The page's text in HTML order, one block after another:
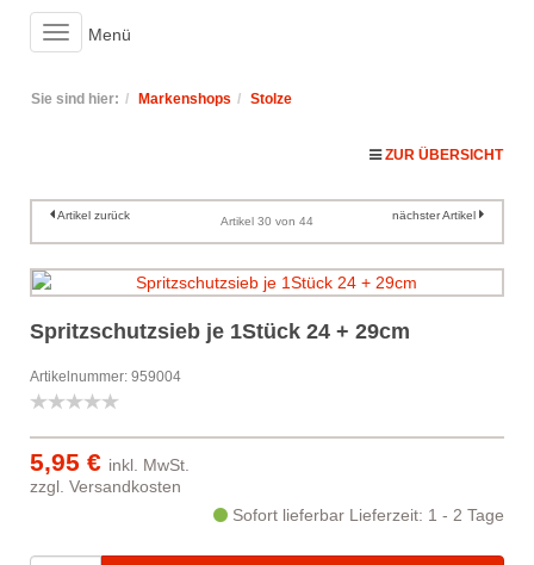
Toggle
navigation
Menü
Sie sind hier: Markenshops Stolze
ZUR ÜBERSICHT
Artikel zurück Artikel 30 von 44 nächster Artikel
Spritzschutzsieb je 1Stück 24 + 29cm
Artikelnummer: 959004
5,95 € inkl. MwSt.
zzgl. Versandkosten
Sofort lieferbar Lieferzeit: 1 - 2 Tage